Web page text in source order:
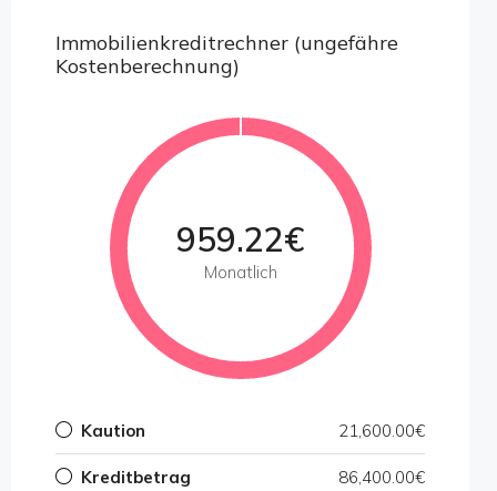
Immobilienkreditrechner (ungefähre
Kostenberechnung)
959.22€
Monatlich
Kaution 21,600.00€
Kreditbetrag 86,400.00€